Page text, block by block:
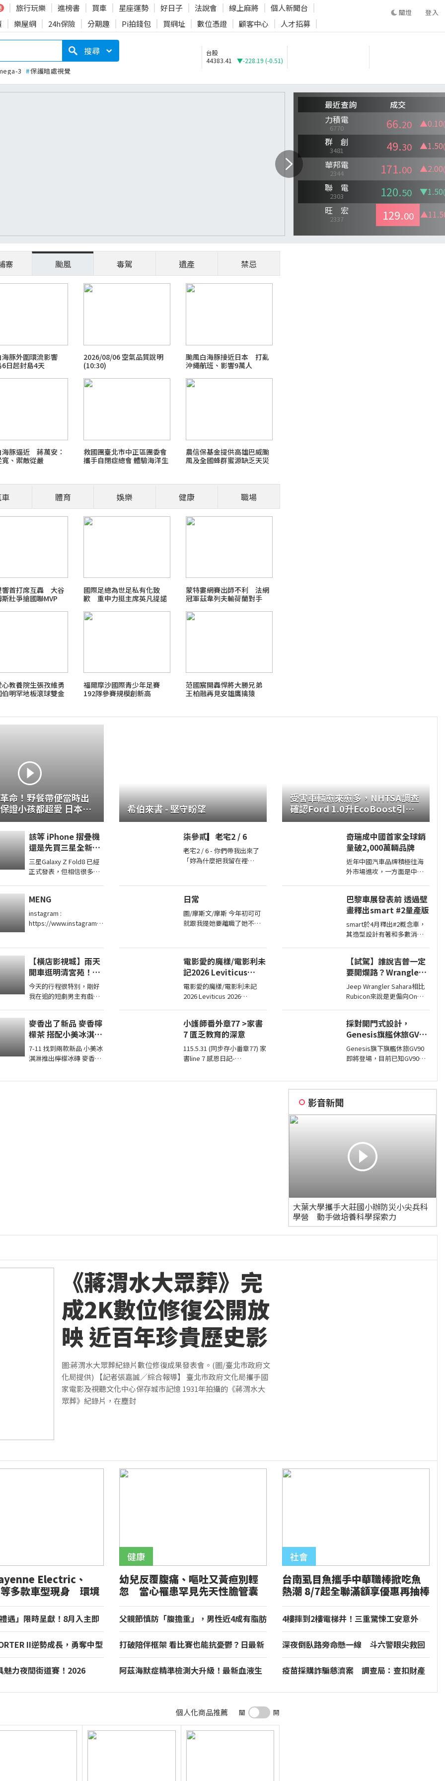
旅行玩樂 進榜書 買車 星座運勢 好日子 法說會 線上麻將
個人新聞台
樂屋網 24h保險 分期趣 Pi拍錢包 買網址 數位憑證 顧客中心 人才招募
登入
登入
搜尋
3 #保護暗處視覺
台股
44383.41
▼-228.19 (-0.51)
職場菜鳥生存
2026 FIFA世界盃足球賽
最新霸凌新聞事件！零容忍
寨 颱風 毒駕 遺產 禁忌
海豚外圍環流影響
日起封島4天
2026/08/06 空氣品質說明
(10:30)
颱風白海豚接近日本 打亂
沖繩航班、影響9萬人
海豚逼近 蔣萬安：
、禦敵從嚴
救國團臺北市中正區團委會
攜手自閉症總會 體驗海洋生
農信保基金提供高雄巴威颱
風及全國蜂群蜜源缺乏天災
體育 娛樂 健康 職場
響首打席互轟 大谷
壯爭搶國聯MVP
國際足總為世足私有化致
歉 重申力挺主席英凡提諾
蒙特婁網賽出師不利 法網
冠軍茲韋列夫輸荷蘭對手
教養院生張孜維勇
明罕地板滾球雙金
福爾摩沙國際青少年足賽
192隊參賽規模創新高
范國宸開轟悍將大勝兄弟
王柏融再見安雄鷹擒猿
命！野餐帶便當時出
小孩都超愛 日本男
理 TASTY NOTE
該等 iPhone 摺疊機
還是先買三星全新
Galaxy Z Fold8從價
格到 Z Fold8 開箱上
三星Galaxy Z Fold8 已經
正式發表，但相信很多果
續等iPhone 的摺疊機 在
這部 ...
MENG
instagram :
https://www.instagram.c
【橫店影視城】雨天
開車逛明清宮苑！獨
家進入劇組探班，直
擊短劇男主定妝現
今天的行程很特別，剛好
我在追的短劇男主有戲要
看看，螢幕上的霸總私底
下是 ...
麥香出了新品 麥香檸
檬茶 搭配小美冰淇淋
新品 檸檬冰磚 好好
喝喔
7-11 找到兩款新品 小美冰
淇淋推出檸檬冰磚 麥香推
希伯來書 - 堅守盼望
柒參貳▎老宅2 / 6
老宅2 / 6 - 你們帶我出來了
「妳為什麼把我留在裡
站在
日常
圖/摩斯文/摩斯 今年初可可
就跟我提她要離職了她不當
不
電影愛的魔樣/電影利未
記2026 Leviticus
2026
電影愛的魔樣/電影利未記
2026 Leviticus 2026
Starring Joe Bird
小護師番外章77 >家書
7 匱乏教育的深意
115.5.31 (同步存小番章77) 家
書line 7 感恩日記-
受害車輛愈來愈多，NHTSA調查
確認Ford 1.0升EcoBoost引擎
正時皮帶會產生碎屑導致引擎鎖
奇瑞成中國首家全球銷
量破2,000萬輛品牌
近年中國汽車品牌積極往海
外市場進攻，一方面是中國
宣布全球累積銷量突破2,000
萬輛，也是第一家達此成績
的中國汽車品牌。
巴黎車展發表前 透過壁
畫釋出smart #2量產版
smart於4月釋出#2概念車，
其造型設計有著和多數消費
亮相，近日smart就透過壁畫
公布#2量產版樣貌。
【試駕】誰說吉普一定
要開爛路？Wrangler
Sahara開在平路一樣
順！
Jeep Wrangler Sahara相比
Rubicon來說是更偏向On
但這不表示Sahara的越野能
力就比較弱，絕大多數的越
野路面Sahara還是可以輕鬆
通過，但就跟標題講的一
採對開門式設計，
Genesis旗艦休旅GV90
即將現身
Genesis旗下旗艦休旅GV90
即將登場，目前已知GV90將
影音新聞
大葉大學攜手大莊國小辦防災小尖兵科
學營 動手做培養科學探索力
《蔣渭水大眾葬》完
成2K數位修復公開放
映 近百年珍貴歷史影
像重現
圖:蔣渭水大眾葬紀錄片數位修復成果發表會。(圖/臺北市政府文
化局提供) 【記者張嘉誠／綜合報導】 臺北市政府文化局攜手國
家電影及視聽文化中心保存城市記憶 1931年拍攝的《蔣渭水大
眾葬》紀錄片，在塵封
Electric、
多款車型現身 環境
7 月份符合噪音管制
單出爐
遇」限時呈獻！8月入主即
II逆勢成長，勇奪中型
魅力夜間街道賽！2026
幼兒反覆腹痛、嘔吐又黃疸別輕
忽 當心罹患罕見先天性膽管囊
腫
父親節慎防「腹擔重」，男性近4成有脂肪
打破陪伴框架 看比賽也能抗憂鬱？日最新
阿茲海默症精準檢測大升級！最新血液生
台南虱目魚攜手中華職棒掀吃魚
熱潮 8/7起全聯滿額享優惠再抽棒
球
4樓摔到2樓電梯井！三重驚悚工安意外
深夜倒臥路旁命懸一線 斗六警眼尖救回
疫苗採購詐騙慈濟案 調查局：查扣財產
個人化商品推薦 關 開